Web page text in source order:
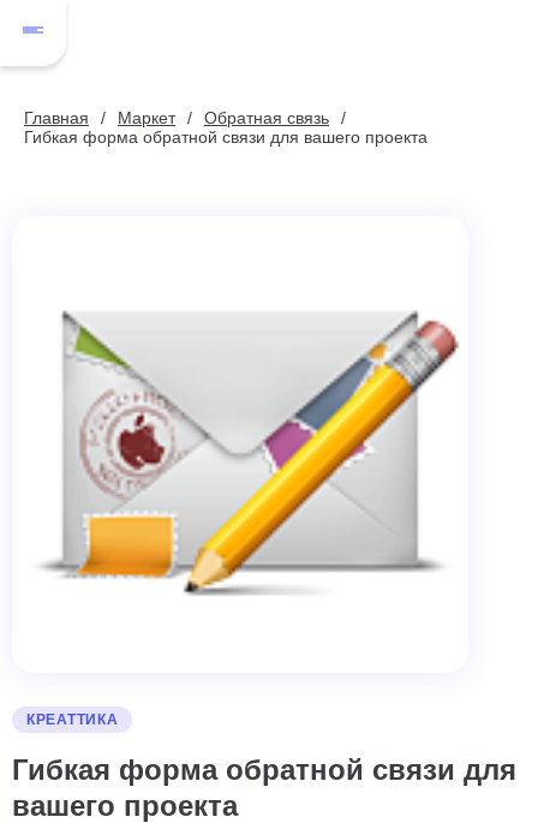
Главная Маркет
Обратная связь
Гибкая форма обратной связи для вашего проекта
КРЕАТТИКА
Гибкая форма обратной связи для
вашего проекта